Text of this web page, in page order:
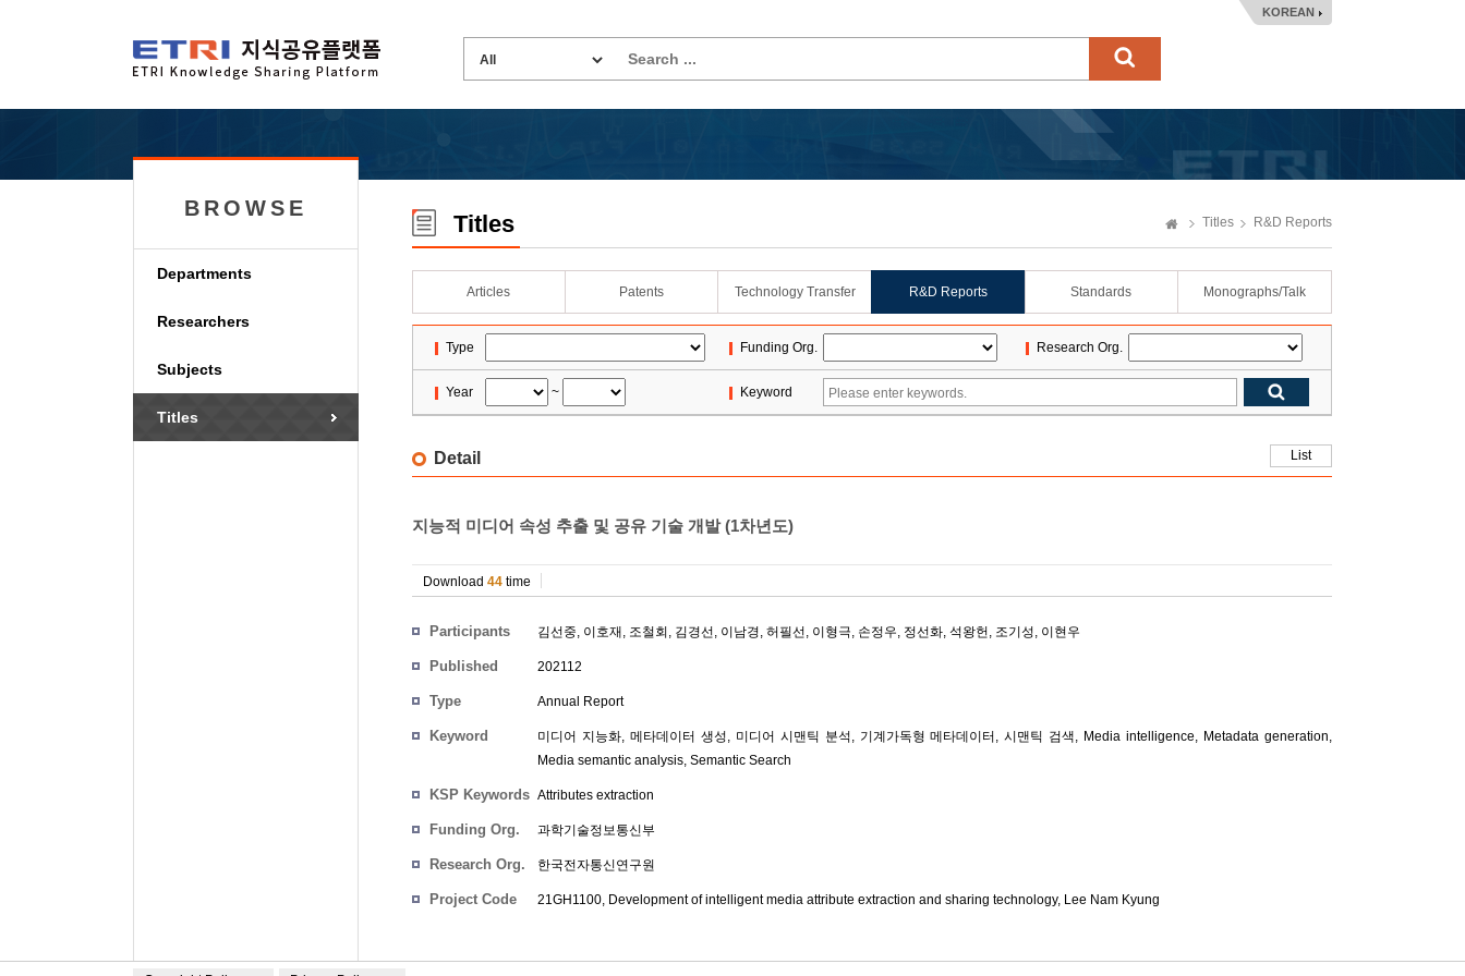
KOREAN
BROWSE
Departments
Researchers
Subjects
Titles
Titles Titles R&D Reports
Articles Patents Technology Transfer R&D Reports Standards Monographs/Talk
Type Funding Org. Research Org.
Year ~ Keyword
Detail List
지능적 미디어 속성 추출 및 공유 기술 개발 (1차년도)
Download 44 time
Participants 김선중, 이호재 , 조철회 , 김경선, 이남경, 허필선, 이형극, 손정우, 정선화, 석왕헌, 조기성, 이현우
Published 202112
Type Annual Report
Keyword
미디어 지능화, 메타데이터 생성, 미디어 시맨틱 분석, 기계가독형 메타데이터, 시맨틱 검색, Media intelligence, Metadata generation,
Media semantic analysis, Semantic Search
KSP Keywords Attributes extraction
Funding Org. 과학기술정보통신부
Research Org. 한국전자통신연구원
Project Code 21GH1100, Development of intelligent media attribute extraction and sharing technology, Lee Nam Kyung